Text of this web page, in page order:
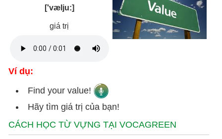
['vælju:]
giá trị
Ví dụ:
Find your value!
Hãy tìm giá trị của bạn!
CÁCH HỌC TỪ VỰNG TẠI VOCAGREEN